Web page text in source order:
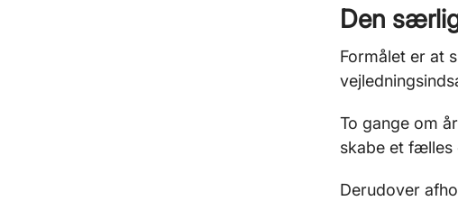
Den
Formålet er at
To gange om
skabe et fælles
Derudover